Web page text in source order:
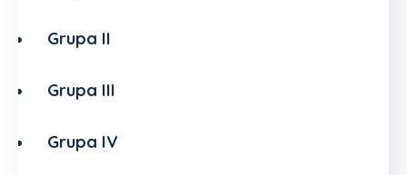
Grupa II
Grupa III
Grupa IV